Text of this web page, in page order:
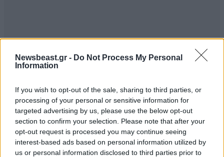
Newsbeast.gr - Do Not Process My Personal
Information
If you wish to opt-out of the sale, sharing to third parties, or
processing of your personal or sensitive information for
targeted advertising by us, please use the below opt-out
section to confirm your selection. Please note that after your
opt-out request is processed you may continue seeing
interest-based ads based on personal information utilized by
us or personal information disclosed to third parties prior to